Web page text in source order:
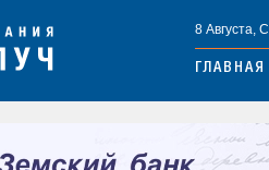
8 Августа,
ГЛАВНАЯ